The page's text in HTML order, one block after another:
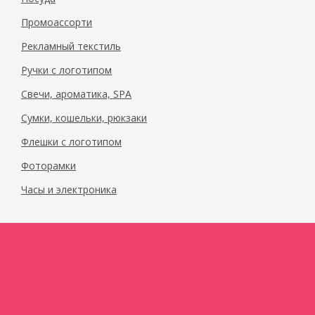
Промоассорти
Рекламный текстиль
Ручки с логотипом
Свечи, ароматика, SPA
Сумки, кошельки, рюкзаки
Флешки с логотипом
Фоторамки
Часы и электроника